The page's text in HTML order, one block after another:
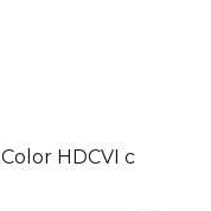
HDCVI с